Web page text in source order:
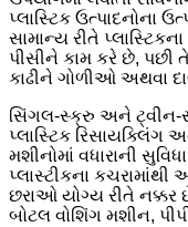
પ્લાસ્ટિક ઉત્પાદનોના
સામાન્ય રીતે
પીસીને કામ કરે છે, પછી
કાઢીને ગોળીઓ અથવા
સિંગલ-સ્ક્રુ અને ટ્વીન-
પ્લાસ્ટિક રિસાયક્લિંગ
મશીનોમાં વધારાની
પ્લાસ્ટીકના
છરાઓ યોગ્ય રીતે નક્કર
બોટલ વોશિંગ મશીન,